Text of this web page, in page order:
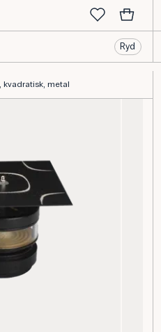
Ryd
kvadratisk, metal